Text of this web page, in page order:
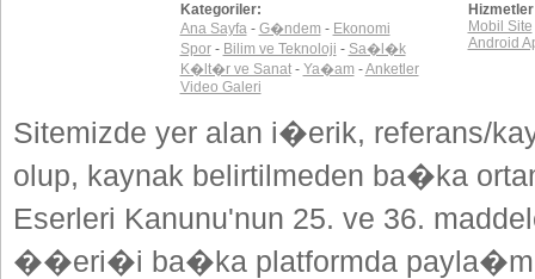
Kategoriler:
Ana Sayfa- G�ndem - Ekonomi
Spor- Bilim ve Teknoloji - Sa�l�k
K�lt�r ve Sanat- Ya�am -Anketler
Video Galeri
Mobil Site
Android
Sitemizde yer alan i�erik, referans/
olup, kaynak belirtilmeden ba�ka
Eserleri Kanunu'nun 25. ve 36.
��eri�i ba�ka platformda